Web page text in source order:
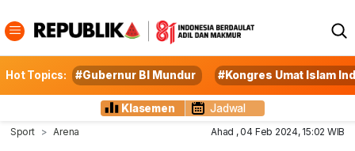
Hot Topics: #Gubernur BI Mundur #Kongres Umat Islam
Klasemen Jadwal
Sport Arena Ahad , 04 Feb 2024, 15:02 WIB